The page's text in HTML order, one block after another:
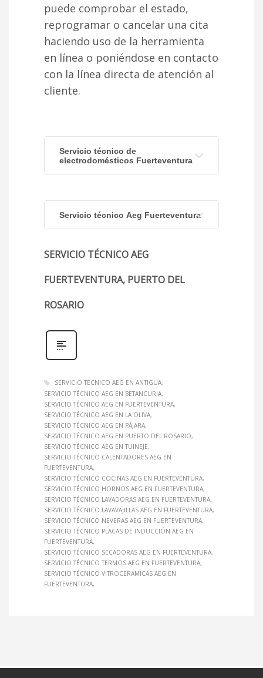
puede comprobar el estado,
reprogramar o cancelar una cita
haciendo uso de la herramienta
en línea o poniéndose en contacto
con la línea directa de atención al
cliente.
Servicio técnico de
electrodomésticos Fuerteventura
Servicio técnico Aeg Fuerteventura
SERVICIO TÉCNICO AEG
FUERTEVENTURA, PUERTO DEL
ROSARIO
SERVICIO TÉCNICO AEG EN ANTIGUA
SERVICIO TÉCNICO AEG EN BETANCURIA
SERVICIO TÉCNICO AEG EN FUERTEVENTURA
SERVICIO TÉCNICO AEG EN LA OLIVA
SERVICIO TÉCNICO AEG EN PÁJARA
SERVICIO TÉCNICO AEG EN PUERTO DEL ROSARIO
SERVICIO TÉCNICO AEG EN TUINEJE
SERVICIO TÉCNICO CALENTADORES AEG EN
FUERTEVENTURA
SERVICIO TÉCNICO COCINAS AEG EN FUERTEVENTURA
SERVICIO TÉCNICO HORNOS AEG EN FUERTEVENTURA
SERVICIO TÉCNICO LAVADORAS AEG EN FUERTEVENTURA
SERVICIO TÉCNICO LAVAVAJILLAS AEG EN FUERTEVENTURA
SERVICIO TÉCNICO NEVERAS AEG EN FUERTEVENTURA
SERVICIO TÉCNICO PLACAS DE INDUCCIÓN AEG EN
FUERTEVENTURA
SERVICIO TÉCNICO SECADORAS AEG EN FUERTEVENTURA
SERVICIO TÉCNICO TERMOS AEG EN FUERTEVENTURA
SERVICIO TÉCNICO VITROCERAMICAS AEG EN
FUERTEVENTURA